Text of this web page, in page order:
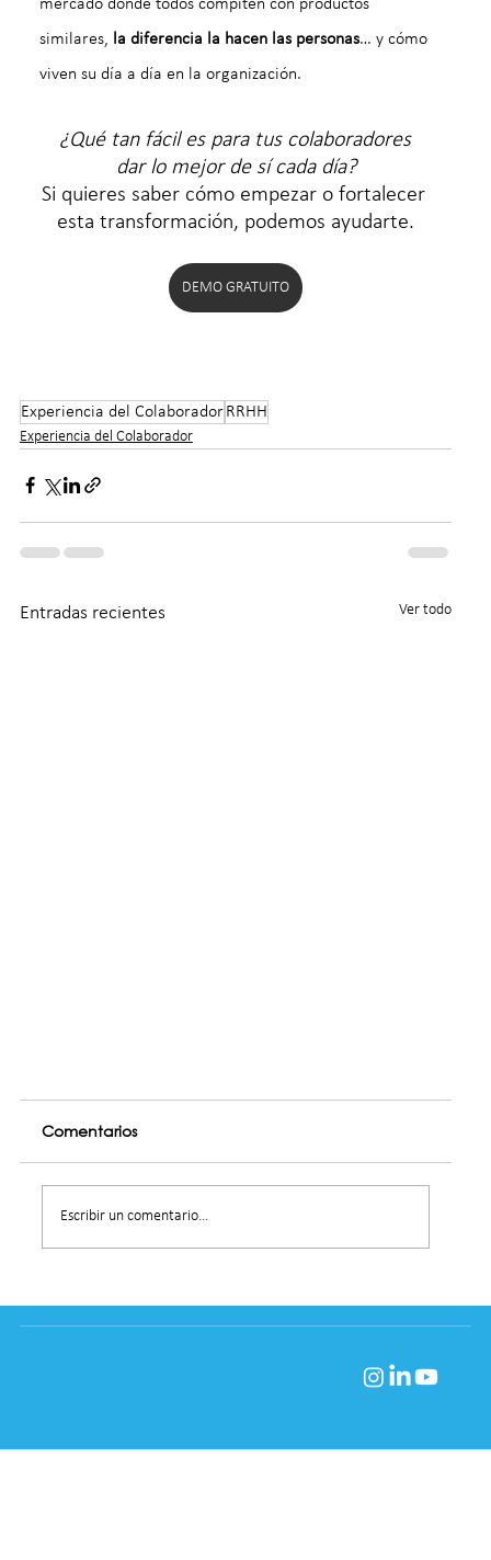
mercado donde todos compiten con productos
similares, la diferencia la hacen las personas… y cómo
viven su día a día en la organización.
¿Qué tan fácil es para tus colaboradores
dar lo mejor de sí cada día?
Si quieres saber cómo empezar o fortalecer
esta transformación, podemos ayudarte.
DEMO GRATUITO
Experiencia del Colaborador RRHH
Experiencia del Colaborador
Entradas recientes Ver todo
Comentarios
Escribir un comentario...